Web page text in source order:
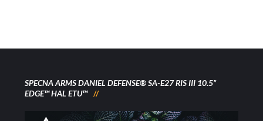
SPECNA ARMS DANIEL DEFENSE® SA-E27 RIS III 10.5”
EDGE™ HAL ETU™